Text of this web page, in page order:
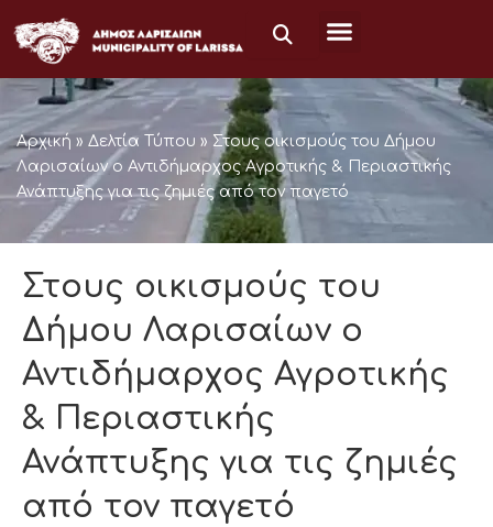
στο
περιεχόμενο
Αρχική » Δελτία Τύπου » Στους οικισμούς του Δήμου
Λαρισαίων ο Αντιδήμαρχος Αγροτικής & Περιαστικής
Ανάπτυξης για τις ζημιές από τον παγετό
Στους οικισμούς του
Δήμου Λαρισαίων ο
Αντιδήμαρχος Αγροτικής
& Περιαστικής
Ανάπτυξης για τις ζημιές
από τον παγετό